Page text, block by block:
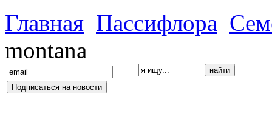
Главная Пассифлора
montana